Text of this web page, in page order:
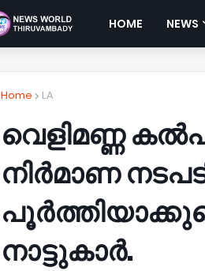
HOME NEWS
Home LA
വെളിമണ്ണ
നിർമാണ
നാട്ടുകാർ.